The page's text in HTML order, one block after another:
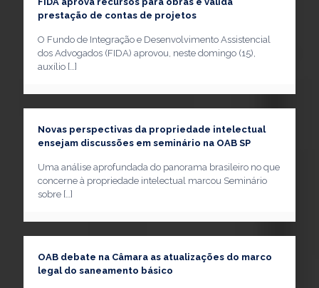
prestação de contas de projetos
O Fundo de Integração e Desenvolvimento Assistencial
dos Advogados (FIDA) aprovou, neste domingo (15),
auxílio […]
Novas perspectivas da propriedade intelectual
ensejam discussões em seminário na OAB SP
Uma análise aprofundada do panorama brasileiro no que
concerne à propriedade intelectual marcou Seminário
sobre […]
OAB debate na Câmara as atualizações do marco
legal do saneamento básico